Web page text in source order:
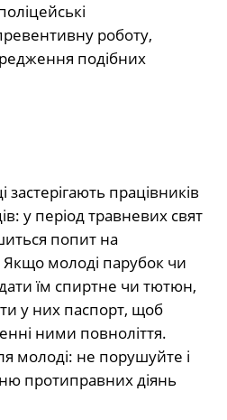
роботу,
подібних
застерігають працівників
у період травневих свят
попит на
молоді парубок чи
їм спиртне чи тютюн,
у них паспорт, щоб
ними повноліття.
молоді: не порушуйте і
протиправних діянь